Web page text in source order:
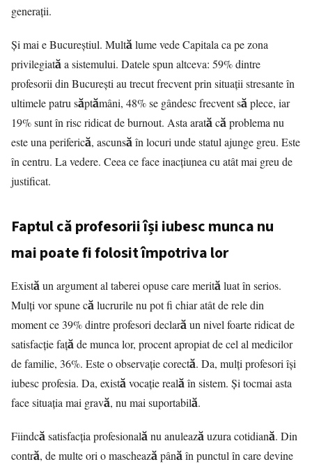
generații.
Și mai e Bucureștiul. Multă lume vede Capitala ca pe zona
privilegiată a sistemului. Datele spun altceva: 59% dintre
profesorii din București au trecut frecvent prin situații stresante în
ultimele patru săptămâni, 48% se gândesc frecvent să plece, iar
19% sunt în risc ridicat de burnout. Asta arată că problema nu
este una periferică, ascunsă în locuri unde statul ajunge greu. Este
în centru. La vedere. Ceea ce face inacțiunea cu atât mai greu de
justificat.
Faptul că profesorii își iubesc munca nu
mai poate fi folosit împotriva lor
Există un argument al taberei opuse care merită luat în serios.
Mulți vor spune că lucrurile nu pot fi chiar atât de rele din
moment ce 39% dintre profesori declară un nivel foarte ridicat de
satisfacție față de munca lor, procent apropiat de cel al medicilor
de familie, 36%. Este o observație corectă. Da, mulți profesori își
iubesc profesia. Da, există vocație reală în sistem. Și tocmai asta
face situația mai gravă, nu mai suportabilă.
Fiindcă satisfacția profesională nu anulează uzura cotidiană. Din
contră, de multe ori o maschează până în punctul în care devine